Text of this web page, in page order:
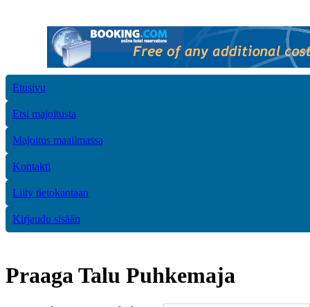
Etusivu
Etsi majoitusta
Majoitus maailmassa
Kontakti
Liity tietokantaan
Kirjaudu sisään
Praaga Talu Puhkemaja